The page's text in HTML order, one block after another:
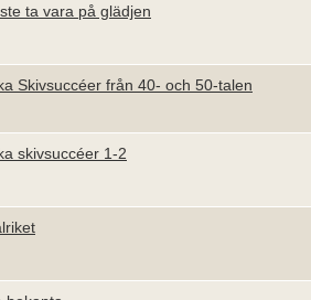
ta vara på glädjen
Skivsuccéer från 40- och 50-talen
skivsuccéer 1-2